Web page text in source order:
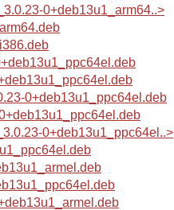
0+deb13u1_arm64..>
0+deb13u1_ppc64el.deb
0+deb13u1_ppc64el..>